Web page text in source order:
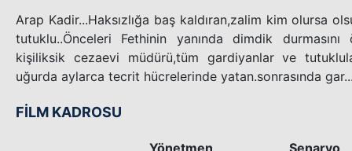
Arap Kadir...Haksızlığa baş kaldıran,zalim kim olursa
tutuklu..Önceleri Fethinin yanında dimdik durmasını
kişiliksik cezaevi müdürü,tüm gardiyanlar ve
uğurda aylarca tecrit hücrelerinde yatan.sonrasında
FİLM KADROSU
Yönetmen Senaryo